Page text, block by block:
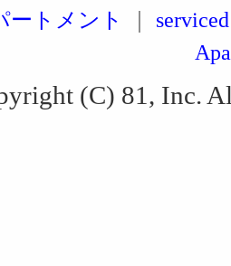
ートメント
(C) 81, Inc.